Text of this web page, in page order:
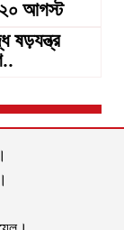
২০ আগস্ট
ষড়যন্ত্র